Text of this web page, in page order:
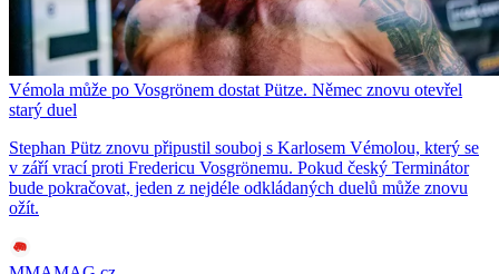
Vémola může po Vosgrönem dostat Pütze. Němec znovu otevřel
starý duel
Stephan Pütz znovu připustil souboj s Karlosem Vémolou, který se
v září vrací proti Fredericu Vosgrönemu. Pokud český Terminátor
bude pokračovat, jeden z nejdéle odkládaných duelů může znovu
ožít.